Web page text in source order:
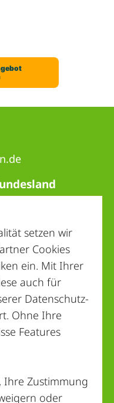
setzen wir
Cookies
ein. Mit Ihrer
auch für
Datenschutz-
Ohne Ihre
Features
Ihre Zustimmung
oder